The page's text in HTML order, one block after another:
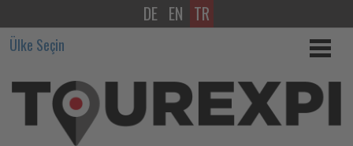
Vize
muafiyetiyle
Antalya’da
Çin
DE EN TR
Ülke Seçin